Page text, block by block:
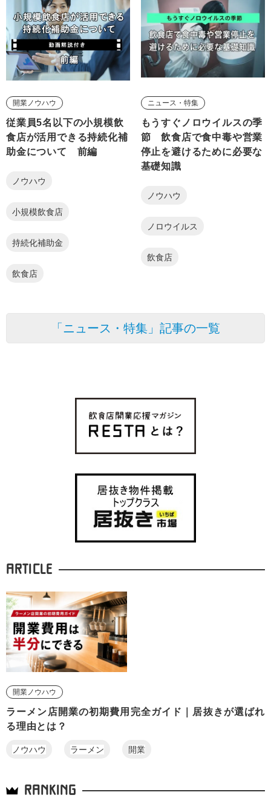
開業ノウハウ
従業員5名以下の小規模飲
食店が活用できる持続化補
助金について 前編
ノウハウ
小規模飲食店
持続化補助金
飲食店
ニュース・特集
もうすぐノロウイルスの季
節 飲食店で食中毒や営業
停止を避けるために必要な
基礎知識
ノウハウ
ノロウイルス
飲食店
「ニュース・特集」記事の一覧
ARTICLE
開業ノウハウ
ラーメン店開業の初期費用完全ガイド｜居抜きが選ばれ
る理由とは？
ノウハウ ラーメン 開業
RANKING